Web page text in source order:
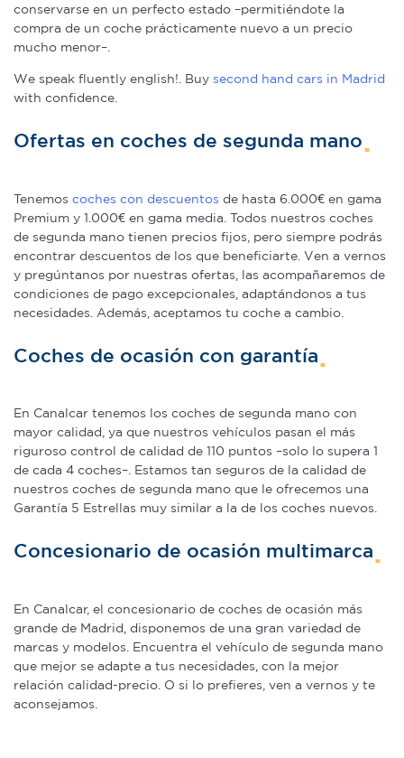
conservarse en un perfecto estado –permitiéndote la
compra de un coche prácticamente nuevo a un precio
mucho menor–.
We speak fluently english!. Buy second hand cars in Madrid
with confidence.
Ofertas en coches de segunda mano
Tenemos coches con descuentos de hasta 6.000€ en gama
Premium y 1.000€ en gama media. Todos nuestros coches
de segunda mano tienen precios fijos, pero siempre podrás
encontrar descuentos de los que beneficiarte. Ven a vernos
y pregúntanos por nuestras ofertas, las acompañaremos de
condiciones de pago excepcionales, adaptándonos a tus
necesidades. Además, aceptamos tu coche a cambio.
Coches de ocasión con garantía
En Canalcar tenemos los coches de segunda mano con
mayor calidad, ya que nuestros vehículos pasan el más
riguroso control de calidad de 110 puntos –solo lo supera 1
de cada 4 coches–. Estamos tan seguros de la calidad de
nuestros coches de segunda mano que le ofrecemos una
Garantía 5 Estrellas muy similar a la de los coches nuevos.
Concesionario de ocasión multimarca
En Canalcar, el concesionario de coches de ocasión más
grande de Madrid, disponemos de una gran variedad de
marcas y modelos. Encuentra el vehículo de segunda mano
que mejor se adapte a tus necesidades, con la mejor
relación calidad-precio. O si lo prefieres, ven a vernos y te
aconsejamos.